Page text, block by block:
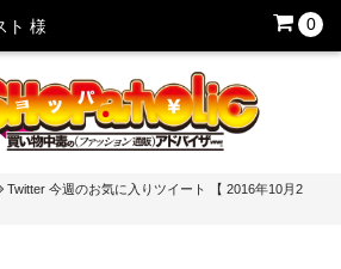
ト 様 0
Twitter 今週のお気に入りツイート 【 2016年10月2